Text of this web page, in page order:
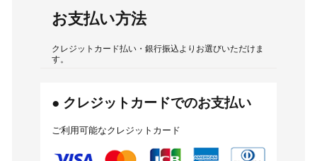
お支払い方法
クレジットカード払い・銀行振込よりお選びいただけま
す。
● クレジットカードでのお支払い
ご利用可能なクレジットカード